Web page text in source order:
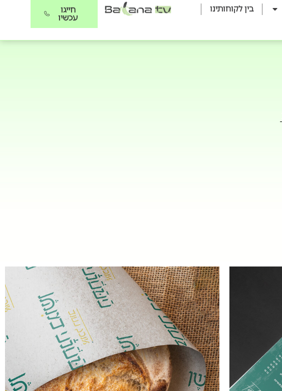
בין לקוחותינו
חייגו
עכשיו